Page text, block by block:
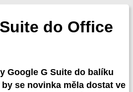
do Office
Google G Suite do balíku
se novinka měla dostat ve